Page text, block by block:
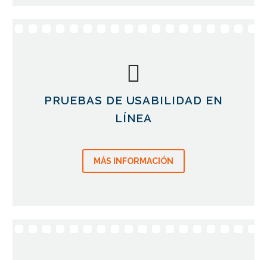
PRUEBAS DE USABILIDAD EN
LÍNEA
MÁS INFORMACIÓN